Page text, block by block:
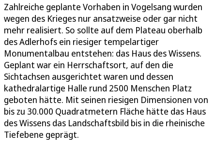
Zahlreiche geplante Vorhaben in Vogelsang wurden
wegen des Krieges nur ansatzweise oder gar nicht
mehr realisiert. So sollte auf dem Plateau oberhalb
des Adlerhofs ein riesiger tempelartiger
Monumentalbau entstehen: das Haus des Wissens.
Geplant war ein Herrschaftsort, auf den die
Sichtachsen ausgerichtet waren und dessen
kathedralartige Halle rund 2500 Menschen Platz
geboten hätte. Mit seinen riesigen Dimensionen von
bis zu 30.000 Quadratmetern Fläche hätte das Haus
des Wissens das Landschaftsbild bis in die rheinische
Tiefebene geprägt.